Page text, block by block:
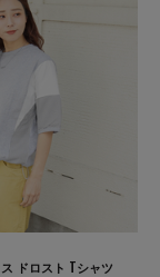
ドロスト Tシャツ